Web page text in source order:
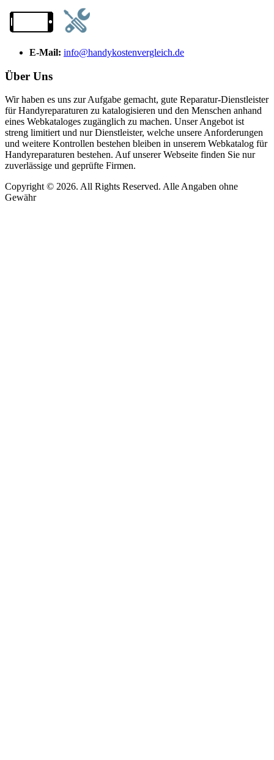
E-Mail: info@handykostenvergleich.de
Über Uns
Wir haben es uns zur Aufgabe gemacht, gute Reparatur-Dienstleister
für Handyreparaturen zu katalogisieren und den Menschen anhand
eines Webkataloges zugänglich zu machen. Unser Angebot ist
streng limitiert und nur Dienstleister, welche unsere Anforderungen
und weitere Kontrollen bestehen bleiben in unserem Webkatalog für
Handyreparaturen bestehen. Auf unserer Webseite finden Sie nur
zuverlässige und geprüfte Firmen.
Copyright © 2026. All Rights Reserved. Alle Angaben ohne
Gewähr